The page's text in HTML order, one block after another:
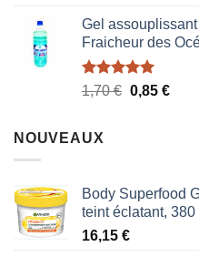
Gel
Fraicheur des
Note5.00
1,70€ Le
0,85 €Le
NOUVEAUX
Body Superfood
teint éclatant, 380
16,15 €